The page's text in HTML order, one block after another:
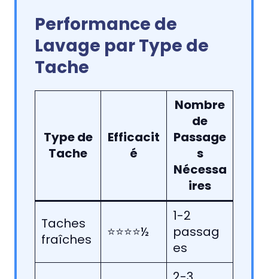
Performance de
Lavage par Type de
Tache
Type de
Tache
Efficacit
é
Nombre
de
Passage
s
Nécessa
ires
Taches
fraîches
⭐⭐⭐⭐½
1-2
passag
es